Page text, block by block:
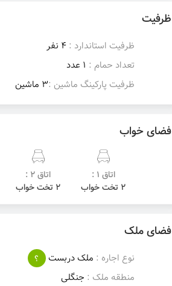
ظرفیت
ظرفیت استاندارد : 4 نفر
تعداد حمام : 1 عدد
ظرفیت پارکینگ ماشین :3 ماشین
فضای خواب
اتاق 1 :
2 تخت خواب
اتاق 2 :
2 تخت خواب
فضای ملک
نوع اجاره : ملک دربست ؟
منطقه ملک : جنگلی